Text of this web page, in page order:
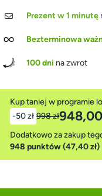
Prezent w 1 minutę
Bezterminowa
100 dni na zwrot
Kup taniej w programie
-50 zł 998 zł948,00
Dodatkowo za zakup
948 punktów (47,40 zł)